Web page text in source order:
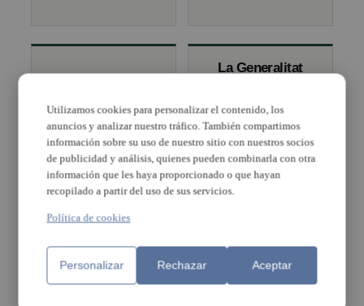
cede en alquiler
social dos
viviendas
públicas en
Massamagrell
La Generalitat
viviendas en
Alboraia tras
ocho años sin
adjudicaciones
en esta
población
El Ayuntamiento
de Manises
Utilizamos cookies para personalizar el contenido, los
anuncios y analizar nuestro tráfico. También compartimos
información sobre su uso de nuestro sitio con nuestros socios
de publicidad y análisis, quienes pueden combinarla con otra
información que les haya proporcionado o que hayan
recopilado a partir del uso de sus servicios.
Política de cookies
Personalizar Rechazar Aceptar